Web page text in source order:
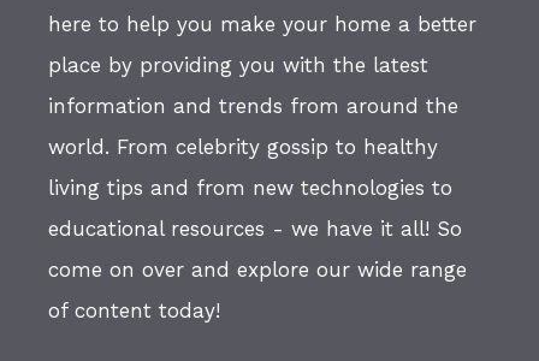
here to help you make your home a better
place by providing you with the latest
information and trends from around the
world. From celebrity gossip to healthy
living tips and from new technologies to
educational resources - we have it all! So
come on over and explore our wide range
of content today!